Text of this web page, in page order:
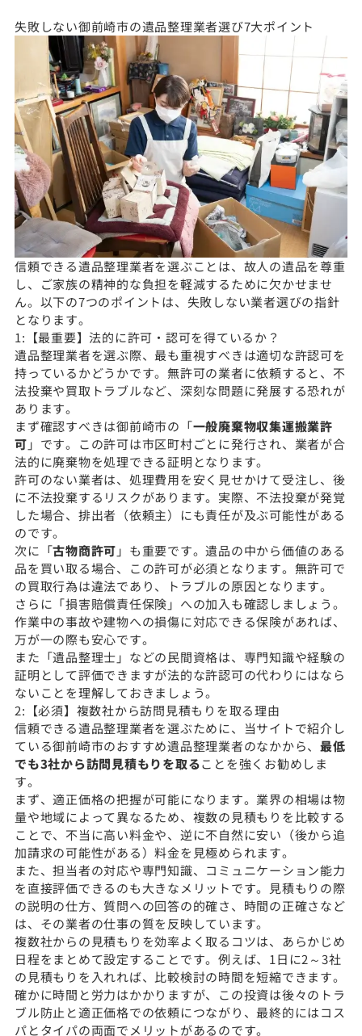
失敗しない御前崎市の遺品整理業者選び7大ポイント
信頼できる遺品整理業者を選ぶことは、故人の遺品を尊重
し、ご家族の精神的な負担を軽減するために欠かせませ
ん。以下の7つのポイントは、失敗しない業者選びの指針
となります。
1:【最重要】法的に許可・認可を得ているか？
遺品整理業者を選ぶ際、最も重視すべきは適切な許認可を
持っているかどうかです。無許可の業者に依頼すると、不
法投棄や買取トラブルなど、深刻な問題に発展する恐れが
あります。
まず確認すべきは御前崎市の「一般廃棄物収集運搬業許
可 」です。この許可は市区町村ごとに発行され、業者が合
法的に廃棄物を処理できる証明となります。
許可のない業者は、処理費用を安く見せかけて受注し、後
に不法投棄するリスクがあります。実際、不法投棄が発覚
した場合、排出者（依頼主）にも責任が及ぶ可能性がある
のです。
次に「古物商許可 」も重要です。遺品の中から価値のある
品を買い取る場合、この許可が必須となります。無許可で
の買取行為は違法であり、トラブルの原因となります。
さらに「損害賠償責任保険」への加入も確認しましょう。
作業中の事故や建物への損傷に対応できる保険があれば、
万が一の際も安心です。
また「遺品整理士」などの民間資格は、専門知識や経験の
証明として評価できますが法的な許認可の代わりにはなら
ないことを理解しておきましょう。
2:【必須】複数社から訪問見積もりを取る理由
信頼できる遺品整理業者を選ぶために、当サイトで紹介し
ている御前崎市のおすすめ遺品整理業者のなかから、 最低
でも3社から訪問見積もりを取ることを強くお勧めしま
す。
まず、適正価格の把握が可能になります。業界の相場は物
量や地域によって異なるため、複数の見積もりを比較する
ことで、不当に高い料金や、逆に不自然に安い（後から追
加請求の可能性がある）料金を見極められます。
また、担当者の対応や専門知識、コミュニケーション能力
を直接評価できるのも大きなメリットです。見積もりの際
の説明の仕方、質問への回答の的確さ、時間の正確さなど
は、その業者の仕事の質を反映しています。
複数社からの見積もりを効率よく取るコツは、あらかじめ
日程をまとめて設定することです。例えば、1日に2～3社
の見積もりを入れれば、比較検討の時間を短縮できます。
確かに時間と労力はかかりますが、この投資は後々のトラ
ブル防止と適正価格での依頼につながり、最終的にはコス
パとタイパの両面でメリットがあるのです。